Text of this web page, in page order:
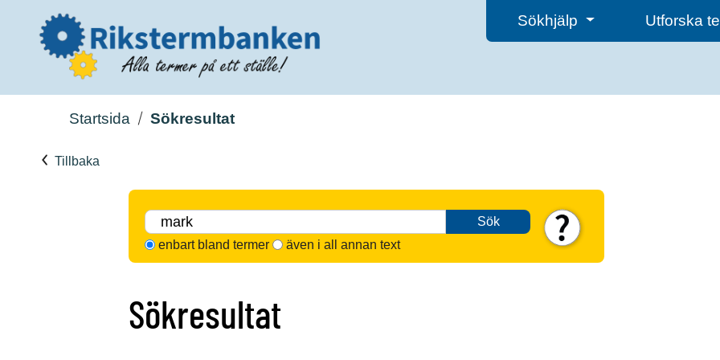
Sökhjälp Utforska
Startsida Sökresultat
Tillbaka
Sök
enbart bland termer
även i all annan text
Sökresultat